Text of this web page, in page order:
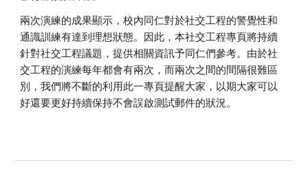
兩次演練的成果顯示 ，校內同仁對於社交工程的警覺性和
通識訓練有達到理想狀態。因此，本社交工程專頁將持續
針對社交工程議題，提供相關資訊予同仁們參考。由於社
交工程的演練每年都會有兩次，而兩次之間的間隔很難區
別 ，我們將不斷的利用此一專頁提醒大家，以期大家可以
好還要更好持續保持不會誤啟測試郵件的狀況。